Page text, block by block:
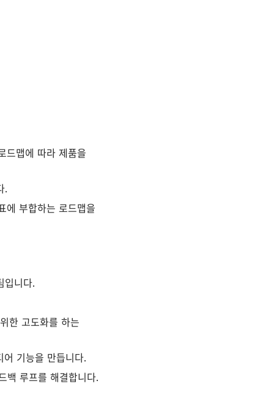
드맵에 따라 제품을
.
에 부합하는 로드맵을
입니다.
한 고도화를 하는
기능을 만듭니다.
백 루프를 해결합니다.